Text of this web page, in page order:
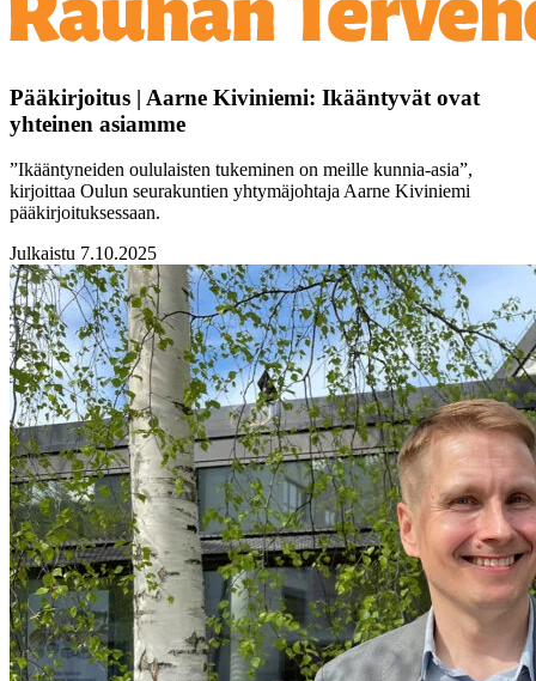
Pääkirjoitus | Aarne Kiviniemi: Ikääntyvät ovat
yhteinen asiamme
”Ikääntyneiden oululaisten tukeminen on meille kunnia-asia”,
kirjoittaa Oulun seurakuntien yhtymäjohtaja Aarne Kiviniemi
pääkirjoituksessaan.
Julkaistu 7.10.2025